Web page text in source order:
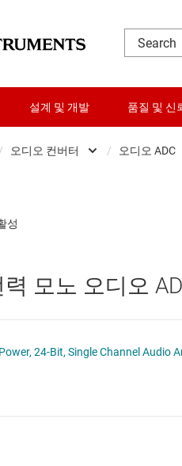
설계 및 개발 품질 및 신
로파
터
트롤러(MCU) 및 프로세서
/ 오디오 컨버터
햅틱 및 피에조 드라
/ 오디오 ADC
모노 오디오
24-Bit, Single Channel Audio